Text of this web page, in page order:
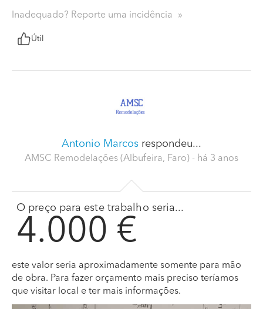
Inadequado? Reporte uma incidência
Útil
Antonio Marcos respondeu...
AMSC Remodelações (Albufeira, Faro) - há 3 anos
O preço para este trabalho seria...
4.000 €
este valor seria aproximadamente somente para mão
de obra. Para fazer orçamento mais preciso teríamos
que visitar local e ter mais informações.